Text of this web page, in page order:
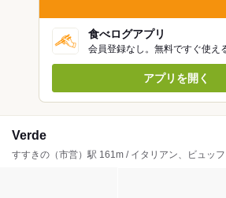
食べログアプリ
会員登録なし。無料ですぐ使え
アプリを開く
Verde
すすきの（市営）駅 161m / イタリアン、ビュッ